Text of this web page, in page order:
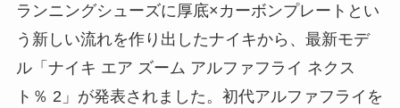
ランニングシューズに厚底×カーボンプレートとい
う新しい流れを作り出したナイキから、最新モデ
ル「ナイキ エア ズーム アルファフライ ネクス
ト％ 2」が発表されました。初代アルファフライを